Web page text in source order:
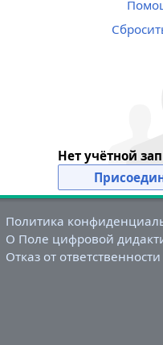
Нет учётной
Политика
О Поле цифровой
Отказ от ответственности